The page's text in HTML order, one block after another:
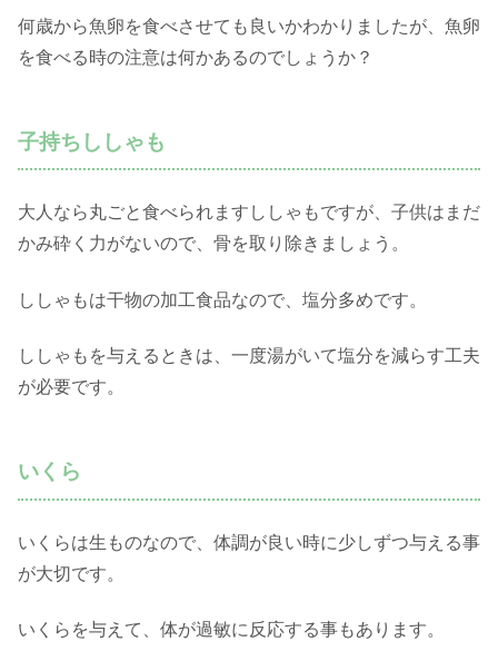
何歳から魚卵を食べさせても良いかわかりましたが、魚卵
を食べる時の注意は何かあるのでしょうか？
子持ちししゃも
大人なら丸ごと食べられますししゃもですが、子供はまだ
かみ砕く力がないので、骨を取り除きましょう。
ししゃもは干物の加工食品なので、塩分多めです。
ししゃもを与えるときは、一度湯がいて塩分を減らす工夫
が必要です。
いくら
いくらは生ものなので、体調が良い時に少しずつ与える事
が大切です。
いくらを与えて、体が過敏に反応する事もあります。